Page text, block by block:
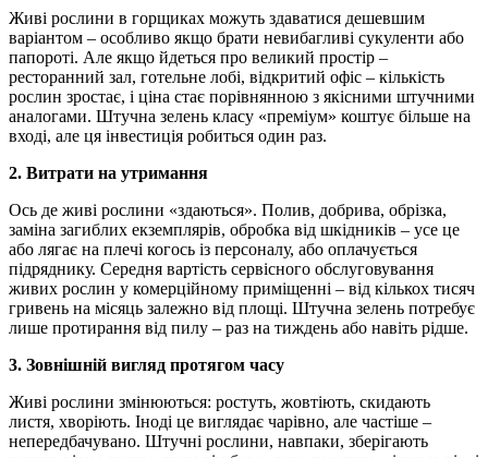
Живі рослини в горщиках можуть здаватися дешевшим
варіантом – особливо якщо брати невибагливі сукуленти або
папороті. Але якщо йдеться про великий простір –
ресторанний зал, готельне лобі, відкритий офіс – кількість
рослин зростає, і ціна стає порівнянною з якісними штучними
аналогами. Штучна зелень класу «преміум» коштує більше на
вході, але ця інвестиція робиться один раз.
2. Витрати на утримання
Ось де живі рослини «здаються». Полив, добрива, обрізка,
заміна загиблих екземплярів, обробка від шкідників – усе це
або лягає на плечі когось із персоналу, або оплачується
підряднику. Середня вартість сервісного обслуговування
живих рослин у комерційному приміщенні – від кількох тисяч
гривень на місяць залежно від площі. Штучна зелень потребує
лише протирання від пилу – раз на тиждень або навіть рідше.
3. Зовнішній вигляд протягом часу
Живі рослини змінюються: ростуть, жовтіють, скидають
листя, хворіють. Іноді це виглядає чарівно, але частіше –
непередбачувано. Штучні рослини, навпаки, зберігають